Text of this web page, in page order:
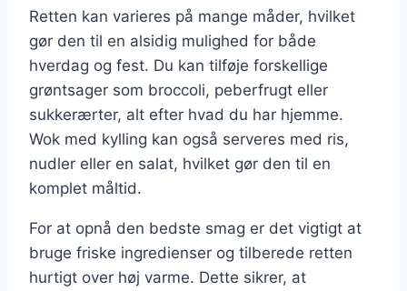
Retten kan varieres på mange måder, hvilket
gør den til en alsidig mulighed for både
hverdag og fest. Du kan tilføje forskellige
grøntsager som broccoli, peberfrugt eller
sukkerærter, alt efter hvad du har hjemme.
Wok med kylling kan også serveres med ris,
nudler eller en salat, hvilket gør den til en
komplet måltid.
For at opnå den bedste smag er det vigtigt at
bruge friske ingredienser og tilberede retten
hurtigt over høj varme. Dette sikrer, at